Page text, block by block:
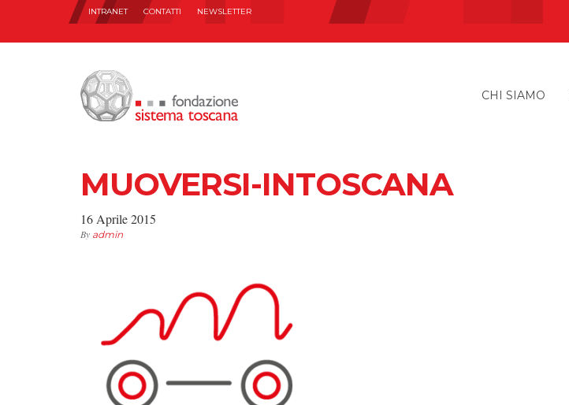
INTRANET CONTATTI NEWSLETTER
CHI SIAMO
MUOVERSI-INTOSCANA
16 Aprile 2015
By admin